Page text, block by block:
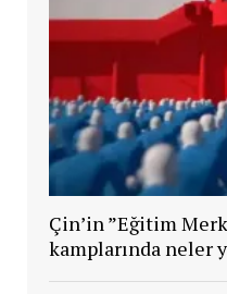
Çin’in ”Eğitim
kamplarında neler